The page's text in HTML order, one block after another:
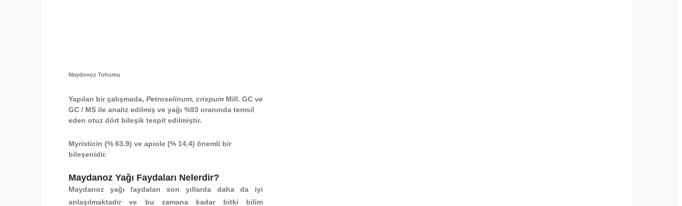
Maydonoz Tohumu
Yapılan bir çalışmada, Petroselinum, crispum Mill. GC ve
GC / MS ile analiz edilmiş ve yağı %93 oranında temsil
eden otuz dört bileşik tespit edilmiştir.
Myristicin (% 63.9) ve apiole (% 14.4) önemli bir
bileşenidir.
Maydanoz Yağı Faydaları Nelerdir?
Maydanoz yağı faydaları son yıllarda daha da iyi
anlaşılmaktadır ve bu zamana kadar bitki bilim